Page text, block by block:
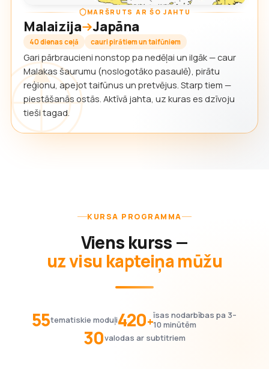
MARŠRUTS AR ŠO JAHTU
Malaizija Japāna
40 dienas ceļā cauri pirātiem un taifūniem
Gari pārbraucieni nonstop pa nedēļai un ilgāk — caur
Malakas šaurumu (noslogotāko pasaulē), pirātu
reģionu, apejot taifūnus un pretvējus. Starp tiem —
piestāšanās ostās. Aktīvā jahta, uz kuras es dzīvoju
tieši tagad.
KURSA PROGRAMMA
Viens kurss —
uz visu kapteiņa mūžu
55tematiskie moduļi420+īsas nodarbības pa 3–
10 minūtēm
30valodas ar subtitriem